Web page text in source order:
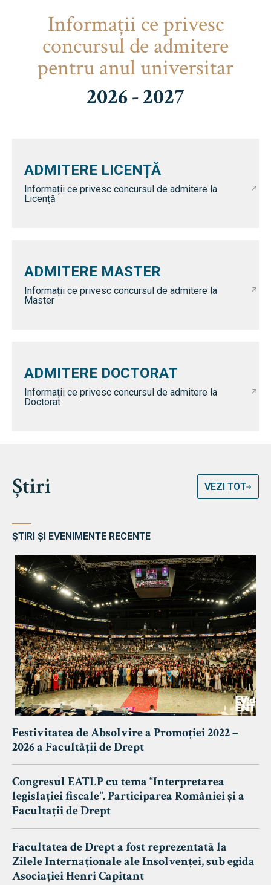
Informaţii ce privesc
concursul de admitere
pentru anul universitar
2026 - 2027
ADMITERE LICENȚĂ
Informații ce privesc concursul de admitere la
Licență
ADMITERE MASTER
Informații ce privesc concursul de admitere la
Master
ADMITERE DOCTORAT
Informații ce privesc concursul de admitere la
Doctorat
Știri VEZI TOT
ȘTIRI ȘI EVENIMENTE RECENTE
Festivitatea de Absolvire a Promoției 2022 –
2026 a Facultății de Drept
Congresul EATLP cu tema “Interpretarea
legislației fiscale”. Participarea României și a
Facultații de Drept
Facultatea de Drept a fost reprezentată la
Zilele Internaționale ale Insolvenței, sub egida
Asociației Henri Capitant